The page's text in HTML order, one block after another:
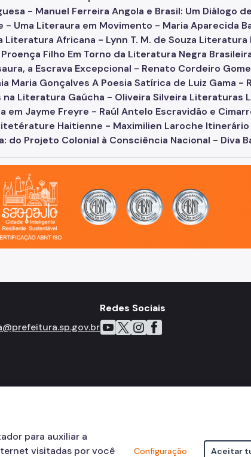
e sustentável
Redes Sociais
Icone do YouTube
Icone do X
Icone do Instagram
Icone do Facebook
Icone do Flickr
para auxiliar a
visitadas por você
Configuração Aceitar